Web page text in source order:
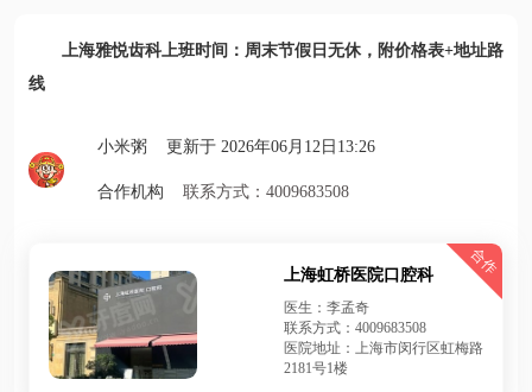
上海雅悦齿科上班时间：周末节假日无休，附价格表+地址路
线
小米粥 更新于 2026年06月12日13:26
合作机构 联系方式：4009683508
合作
上海虹桥医院口腔科
医生：李孟奇
联系方式：4009683508
医院地址：上海市闵行区虹梅路
2181号1楼